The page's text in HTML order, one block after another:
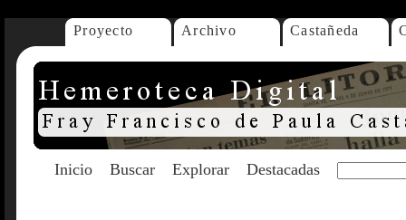
Proyecto Archivo Castañeda
Inicio Buscar Explorar Destacadas